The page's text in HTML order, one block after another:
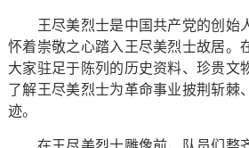
王尽美烈士是中国共产党的创始人
怀着崇敬之心踏入王尽美烈士故居。
大家驻足于陈列的历史资料、珍贵文
了解王尽美烈士为革命事业披荆斩棘
迹。